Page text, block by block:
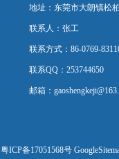
地址：东莞市大朗镇松
联系人：张工
联系方式：86-0769-
联系QQ：253744650
邮箱：
粤ICP备17051568号